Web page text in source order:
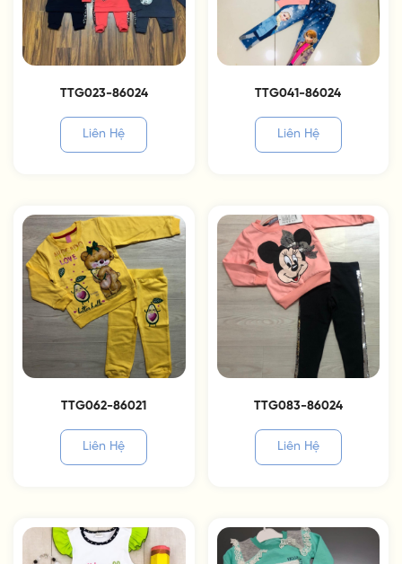
TTG023-86024
Liên Hệ
TTG041-86024
Liên Hệ
TTG062-86021
Liên Hệ
TTG083-86024
Liên Hệ